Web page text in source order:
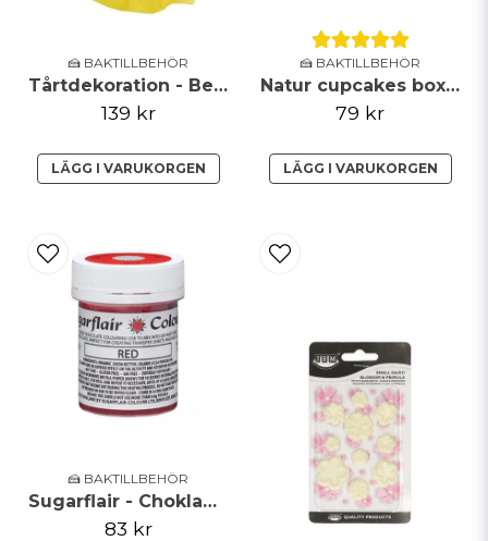
🍰 BAKTILLBEHÖR
Tårtdekoration - Belle
139 kr
LÄGG I VARUKORGEN
🍰 BAKTILLBEHÖR
Natur cupcakes boxar - 12st - House of Marie
79 kr
LÄGG I VARUKORGEN
🍰 BAKTILLBEHÖR
Sugarflair - Chokladfärg - Röd - 35g
83 kr